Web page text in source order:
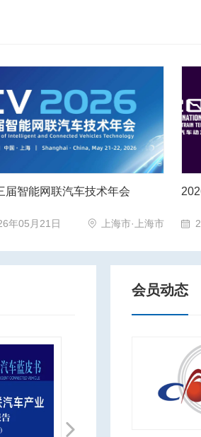
届智能网联汽车技术年会
年05月21日 上海市·上海市
Next
会员动态